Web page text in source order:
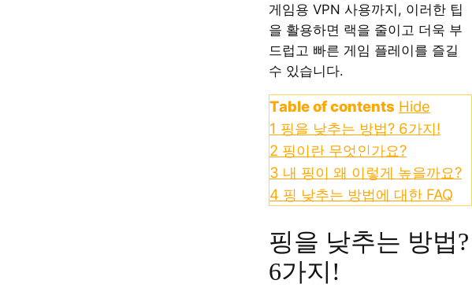
게임용 VPN 사용까지, 이러한 팁
을 활용하면 랙을 줄이고 더욱 부
드럽고 빠른 게임 플레이를 즐길
수 있습니다.
Table of contents Hide
1 핑을 낮추는 방법? 6가지!
2 핑이란 무엇인가요?
3 내 핑이 왜 이렇게 높을까요?
4 핑 낮추는 방법에 대한 FAQ
핑을 낮추는 방법?
6가지!